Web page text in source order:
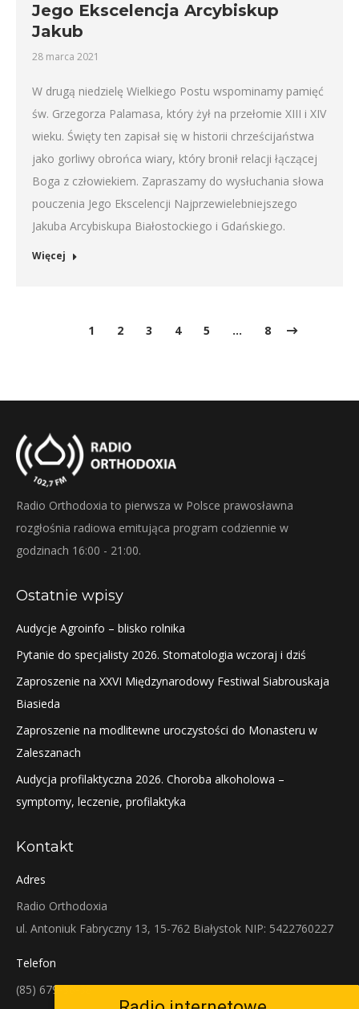
Jego Ekscelencja Arcybiskup
Jakub
28 marca 2021
W drugą niedzielę Wielkiego Postu wspominamy pamięć
św. Grzegorza Palamasa, który żył na przełomie XIII i XIV
wieku. Święty ten zapisał się w historii chrześcijaństwa
jako gorliwy obrońca wiary, który bronił relacji łączącej
Boga z człowiekiem. Zapraszamy do wysłuchania słowa
pouczenia Jego Ekscelencji Najprzewielebniejszego
Jakuba Arcybiskupa Białostockiego i Gdańskiego.
Więcej
1 2 3 4 5 … 8
Radio Orthodoxia to pierwsza w Polsce prawosławna
rozgłośnia radiowa emitująca program codziennie w
godzinach 16:00 - 21:00.
Ostatnie wpisy
Audycje Agroinfo – blisko rolnika
Pytanie do specjalisty 2026. Stomatologia wczoraj i dziś
Zaproszenie na XXVI Międzynarodowy Festiwal Siabrouskaja
Biasieda
Zaproszenie na modlitewne uroczystości do Monasteru w
Zaleszanach
Audycja profilaktyczna 2026. Choroba alkoholowa –
symptomy, leczenie, profilaktyka
Kontakt
Adres
Radio Orthodoxia
ul. Antoniuk Fabryczny 13, 15-762 Białystok NIP: 5422760227
Telefon
(85) 679-38-38